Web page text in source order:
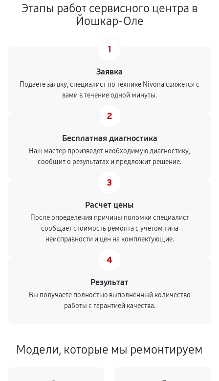
Этапы работ сервисного центра в
Йошкар-Оле
1
Заявка
Подаете заявку, специалист по технике Nivona свяжется с
вами в течение одной минуты.
2
Бесплатная диагностика
Наш мастер произведет необходимую диагностику,
сообщит о результатах и предложит решение.
3
Расчет цены
После определения причины поломки специалист
сообщает стоимость ремонта с учетом типа
неисправности и цен на комплектующие.
4
Результат
Вы получаете полностью выполненный количество
работы с гарантией качества.
Модели, которые мы ремонтируем